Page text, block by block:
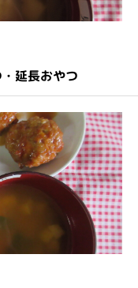
延長おやつ